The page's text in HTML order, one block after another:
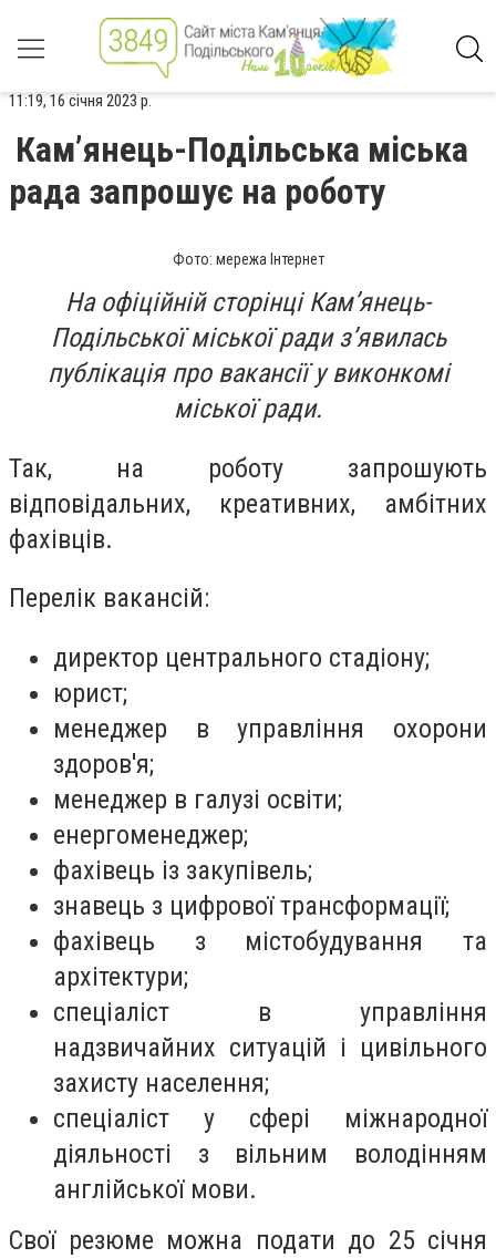
11:19, 16 січня 2023 р.
Кам’янець-Подільська міська
рада запрошує на роботу
Фото: мережа Інтернет
На офіційній сторінці Кам’янець-
Подільської міської ради з’явилась
публікація про вакансії у виконкомі
міської ради.
Так, на роботу запрошують
відповідальних, креативних, амбітних
фахівців.
Перелік вакансій:
директор центрального стадіону;
юрист;
менеджер в управління охорони
здоров'я;
менеджер в галузі освіти;
енергоменеджер;
фахівець із закупівель;
знавець з цифрової трансформації;
фахівець з містобудування та
архітектури;
спеціаліст в управління
надзвичайних ситуацій і цивільного
захисту населення;
спеціаліст у сфері міжнародної
діяльності з вільним володінням
англійської мови.
Свої резюме можна подати до 25 січня